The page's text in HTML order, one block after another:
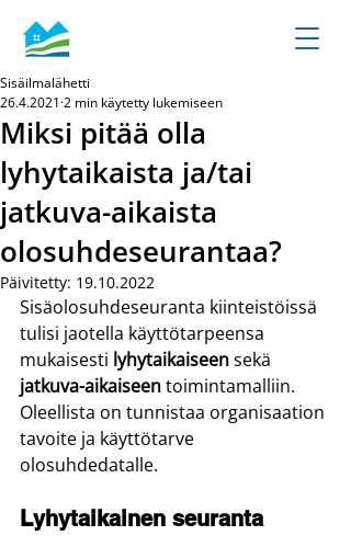
Miksi pitää olla
lyhytaikaista ja/tai
jatkuva-aikaista
olosuhdeseurantaa?
Sisäilmalähetti
26.4.2021 2 min käytetty lukemiseen
Päivitetty: 19.10.2022
Sisäolosuhdeseuranta kiinteistöissä
tulisi jaotella käyttötarpeensa
mukaisesti lyhytaikaiseen sekä
jatkuva-aikaiseen toimintamalliin.
Oleellista on tunnistaa organisaation
tavoite ja käyttötarve
olosuhdedatalle.
Lyhytaikainen seuranta